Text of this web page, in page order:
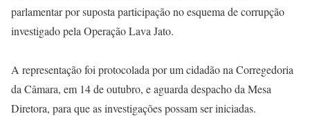
parlamentar por suposta participação no esquema de corrupção
investigado pela Operação Lava Jato.
A representação foi protocolada por um cidadão na Corregedoria
da Câmara, em 14 de outubro, e aguarda despacho da Mesa
Diretora, para que as investigações possam ser iniciadas.